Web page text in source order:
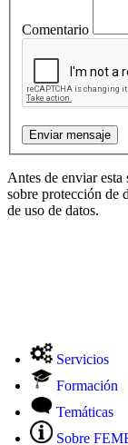
Comentario
Antes de enviar
sobre protección de
de uso de datos.
Servicios
Formación
Temáticas
Sobre